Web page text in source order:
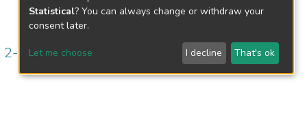
LA TRILOGÍA
Statistical? You can always change or withdraw your
consent later.
Let me choose I decline That's ok